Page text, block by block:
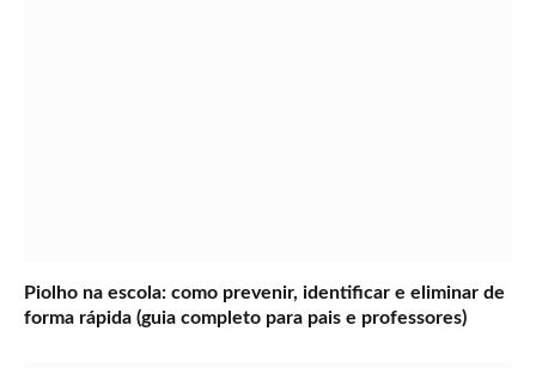
Piolho na escola: como prevenir, identificar e eliminar de
forma rápida (guia completo para pais e professores)